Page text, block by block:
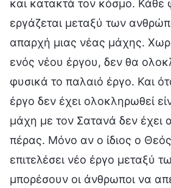
και κατακτά τον κόσμο. Κάθε
εργάζεται μεταξύ των
απαρχή μιας νέας μάχης.
ενός νέου έργου, δεν θα
φυσικά το παλαιό έργο. Και
έργο δεν έχει ολοκληρωθεί
μάχη με τον Σατανά δεν έχει
πέρας. Μόνο αν ο ίδιος ο Θεός
επιτελέσει νέο έργο μεταξύ
μπορέσουν οι άνθρωποι να